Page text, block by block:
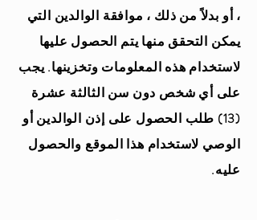
، أو بدلاً من ذلك ، موافقة الوالدين التي
يمكن التحقق منها يتم الحصول عليها
لاستخدام هذه المعلومات وتخزينها. يجب
على أي شخص دون سن الثالثة عشرة
(13) طلب الحصول على إذن الوالدين أو
الوصي لاستخدام هذا الموقع والحصول
عليه.